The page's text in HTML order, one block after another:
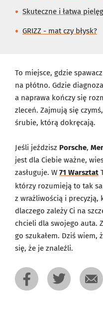
Skuteczne i łatwa
GRIZZ - mat czy błysk?
To miejsce, gdzie
na płótno. Gdzie
a naprawa kończy się
zleceń. Zajmują się
śrubie, którą dokręcają.
Jeśli jeździsz Porsche,
jest dla Ciebie ważne,
zasługuje. W 71 Warsztat
którzy rozumieją to tak
z wrażliwością i precyzją,
dlaczego zależy Ci na
chcieli dla swojego auta.
go szukałem. Dziś wiem,
się, że je znaleźli.